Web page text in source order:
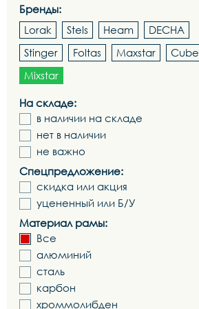
Бренды:
Lorak
Stels Heam
DECHA
Stinger
Foltas Maxstar
Cube
Mixstar
На складе:
в наличии на складе
нет в наличии
не важно
Спецпредложение:
скидка или акция
уцененный или Б/У
Материал рамы:
Все
алюминий
сталь
карбон
хроммолибден